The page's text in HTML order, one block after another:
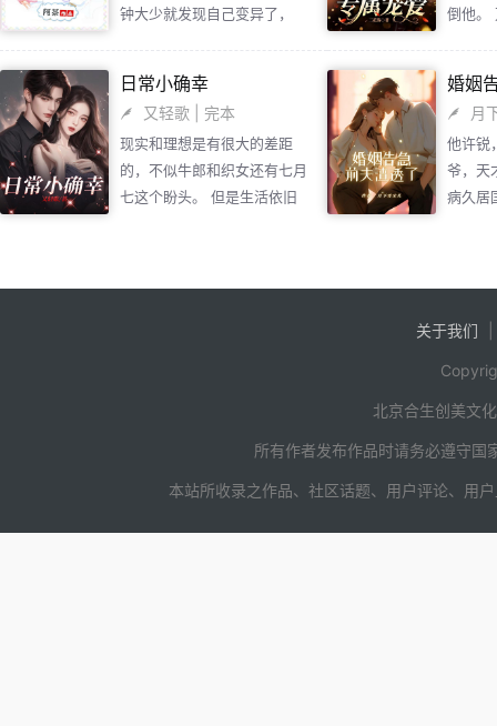
了他！ “梁大哥，这
大总裁身体佝偻着，
过毁灭一切的风暴
钟大少就发现自己变异了，
她要是知道钟祺恒能听到她的
心里话， 再借她十个胆子，
她也不敢一口一个【狗男人】
的叫。 以至于被男人抓住，
换着姿势摩擦时， 听到他一
倒他。
定的不
只好一
回到家
日常小确幸
又轻歌| 完本
现实和理想是有很大的差距
的，不似牛郎和织女还有七月
七这个盼头。 但是生活依旧
婚姻
月
他许锐
爷，天
病久居
羡。本
的单
染，
关于我们
北京合生创美文
所有作者发布作品时请务必遵守国
本站所收录之作品、社区话题、用户评论、用